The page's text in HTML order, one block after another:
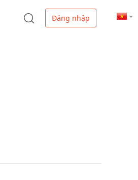
Đăng nhập